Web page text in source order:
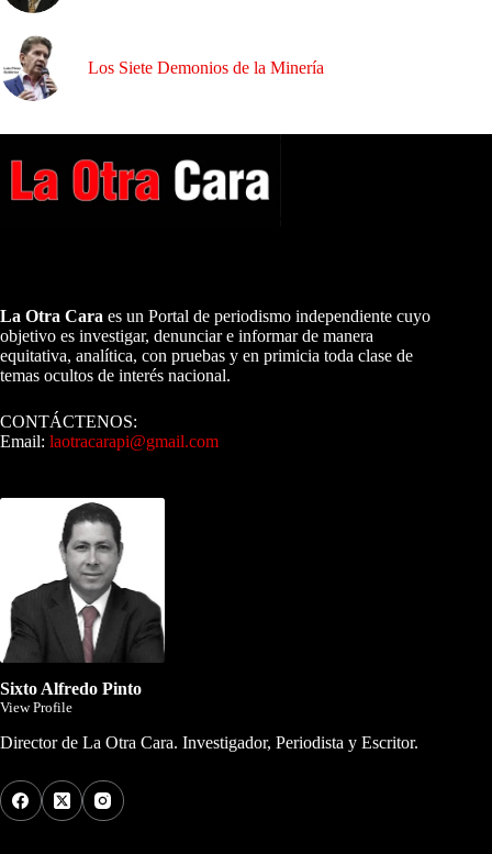
Los Siete Demonios de la Minería
La Otra Cara es un Portal de periodismo independiente cuyo
objetivo es investigar, denunciar e informar de manera
equitativa, analítica, con pruebas y en primicia toda clase de
temas ocultos de interés nacional.
CONTÁCTENOS:
Email: laotracarapi@gmail.com
Sixto Alfredo Pinto
View Profile
Director de La Otra Cara. Investigador, Periodista y Escritor.